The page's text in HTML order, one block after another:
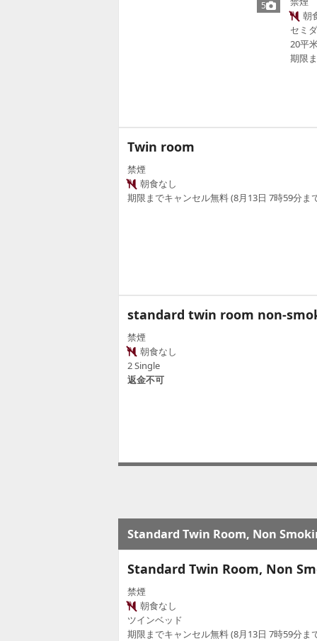
5
朝
セミ
20平
期限
Twin room
禁煙
朝食なし
期限までキャンセル無料 (8月13日 7時59分ま
standard twin room non-
禁煙
朝食なし
2 Single
返金不可
Standard Twin Room, Non
Standard Twin Room, Non
禁煙
朝食なし
ツインベッド
期限までキャンセル無料 (8月13日 7時59分ま